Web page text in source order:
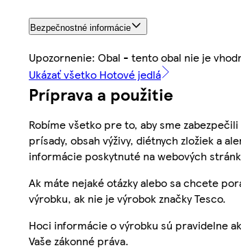
Bezpečnostné informácie
Upozornenie: Obal - tento obal nie je
Ukázať všetko Hotové jedlá
Príprava a použitie
Robíme všetko pre to, aby sme
prísady, obsah výživy, diétnych zložiek a
informácie poskytnuté na webových
Ak máte nejaké otázky alebo sa chcete
výrobku, ak nie je výrobok značky Tesco.
Hoci informácie o výrobku sú pravidelne
Vaše zákonné práva.